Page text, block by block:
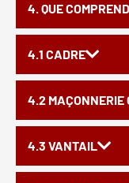
4. QUE
4.1 CADRE
4.2 MAÇONNERIE
4.3 VANTAIL